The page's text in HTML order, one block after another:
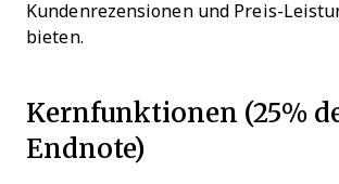
Kundenrezensionen und Preis-
bieten.
Kernfunktionen (25%
Endnote)